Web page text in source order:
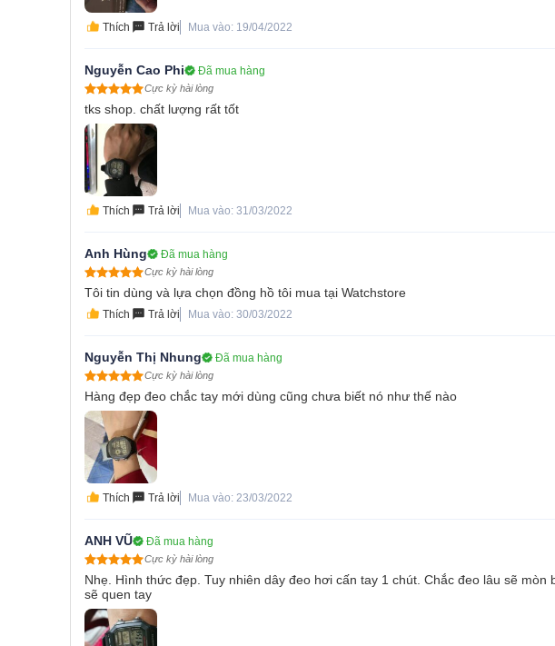
Thích Trả lời Mua vào: 19/04/2022
Nguyễn Cao Phi Đã mua hàng
Cực kỳ hài lòng
tks shop. chất lượng rất tốt
Thích Trả lời Mua vào: 31/03/2022
Anh Hùng Đã mua hàng
Cực kỳ hài lòng
Tôi tin dùng và lựa chọn đồng hồ tôi mua tại Watchstore
Thích Trả lời Mua vào: 30/03/2022
Nguyễn Thị Nhung Đã mua hàng
Cực kỳ hài lòng
Hàng đẹp đeo chắc tay mới dùng cũng chưa biết nó như thế nào
Thích Trả lời Mua vào: 23/03/2022
ANH VŨ Đã mua hàng
Cực kỳ hài lòng
Nhẹ. Hình thức đẹp. Tuy nhiên dây đeo hơi cấn tay 1 chút. Chắc đeo lâu sẽ mòn
sẽ quen tay